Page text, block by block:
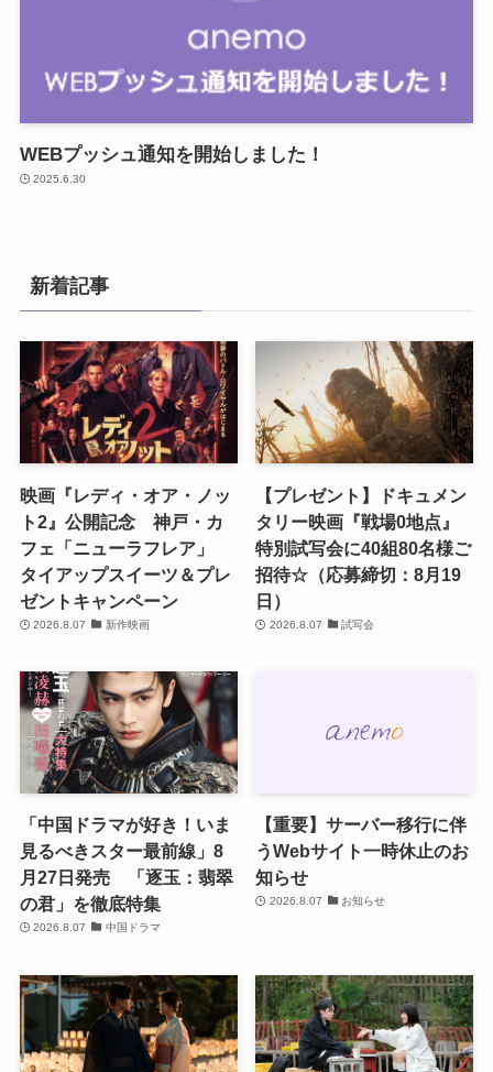
WEBプッシュ通知を開始しました！
2025.6.30
新着記事
映画『レディ・オア・ノッ
ト2』公開記念 神戸・カ
フェ「ニューラフレア」
タイアップスイーツ＆プレ
ゼントキャンペーン
2026.8.07 新作映画
【プレゼント】ドキュメン
タリー映画『戦場0地点』
特別試写会に40組80名様ご
招待☆（応募締切：8月19
日）
2026.8.07 試写会
「中国ドラマが好き！いま
見るべきスター最前線」8
月27日発売 「逐玉：翡翠
の君」を徹底特集
2026.8.07 中国ドラマ
【重要】サーバー移行に伴
うWebサイト一時休止のお
知らせ
2026.8.07 お知らせ